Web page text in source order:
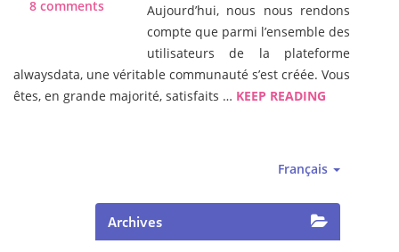
8 comments
Aujourd’hui, nous nous rendons
compte que parmi l’ensemble des
utilisateurs de la plateforme
alwaysdata, une véritable communauté s’est créée. Vous
êtes, en grande majorité, satisfaits … KEEP READING
Français
Archives